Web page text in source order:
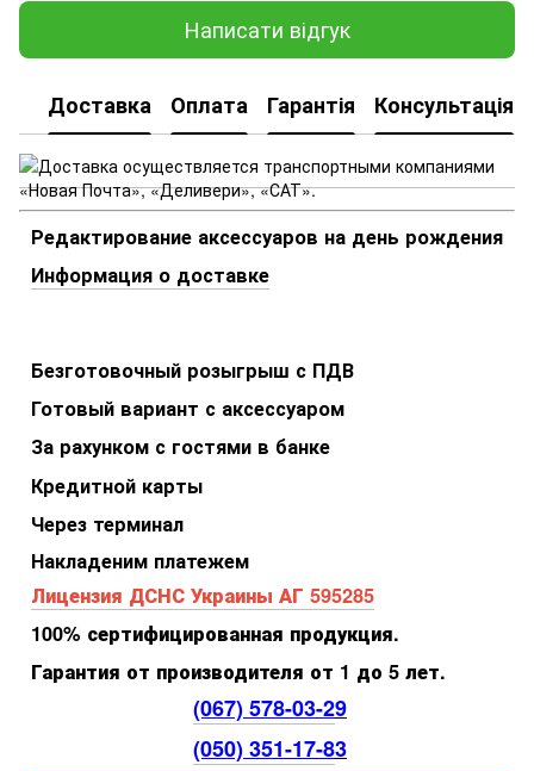
Написати відгук
Доставка Оплата Гарантія Консультація
Редактирование аксессуаров на день рождения
Информация о доставке
Безготовочный розыгрыш с ПДВ
Готовый вариант с аксессуаром
За рахунком с гостями в банке
Кредитной карты
Через терминал
Накладеним платежем
Лицензия ДСНС Украины АГ 595285
100% сертифицированная продукция.
Гарантия от производителя от 1 до 5 лет.
(067) 578-03-29
(050) 351-17-83